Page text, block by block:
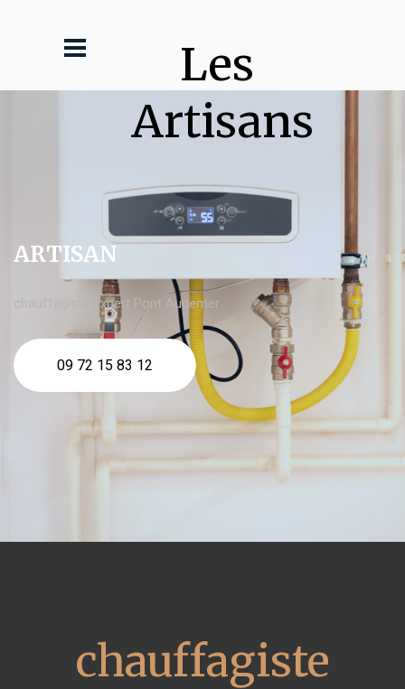
Les
Artisans
ARTISAN
chauffagiste expert Pont Audemer
09 72 15 83 12
chauffagiste